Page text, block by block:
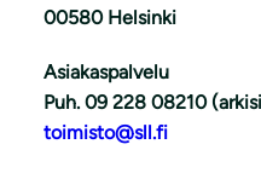
00580 Helsinki
Asiakaspalvelu
Puh. 09 228 08210
toimisto@sll.fi